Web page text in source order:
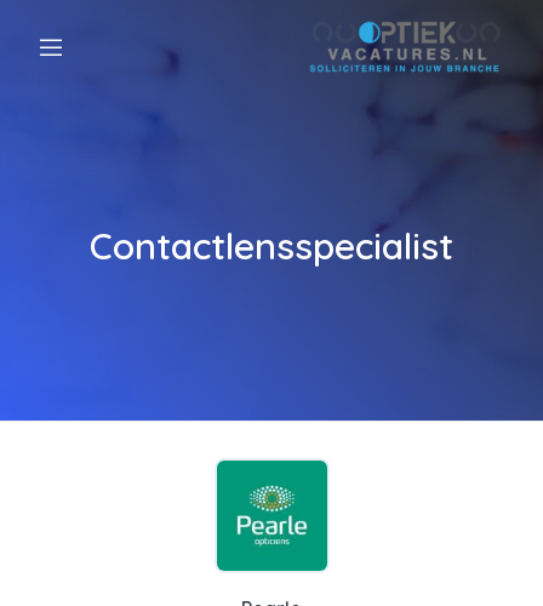
Contactlensspecialist